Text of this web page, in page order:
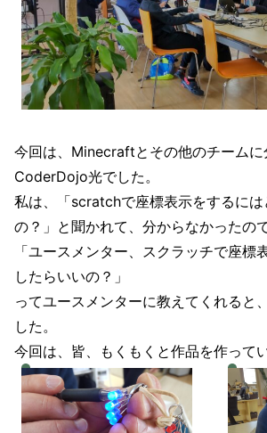
今回は、Minecraftとその他のチームに
CoderDojo光でした。
私は、「scratchで座標表示をするには
の？」と聞かれて、分からなかったの
「ユースメンター、スクラッチで座標
したらいいの？」
ってユースメンターに教えてくれると
した。
今回は、皆、もくもくと作品を作って